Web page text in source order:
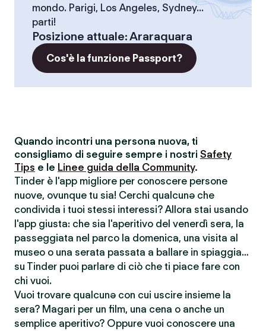
mondo. Parigi, Los Angeles, Sydney...
parti!
Posizione attuale:Araraquara
Cos'è la funzione Passport?
Quando incontri una persona nuova, ti
consigliamo di seguire sempre i nostri Safety
Tips e le Linee guida della Community.
Tinder è l'app migliore per conoscere persone
nuove, ovunque tu sia! Cerchi qualcunə che
condivida i tuoi stessi interessi? Allora stai usando
l'app giusta: che sia l'aperitivo del venerdì sera, la
passeggiata nel parco la domenica, una visita al
museo o una serata passata a ballare in spiaggia…
su Tinder puoi parlare di ciò che ti piace fare con
chi vuoi.
Vuoi trovare qualcunə con cui uscire insieme la
sera? Magari per un film, una cena o anche un
semplice aperitivo? Oppure vuoi conoscere una